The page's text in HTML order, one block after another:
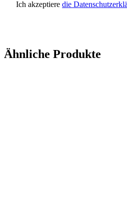
Ich akzeptiere die
Ähnliche Produkte